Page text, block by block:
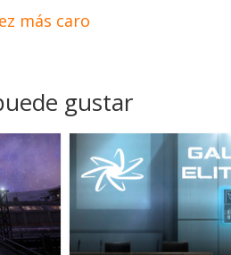
más caro
gustar